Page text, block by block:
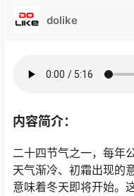
dolike
内容简介：
二十四节气之一，每年
天气渐冷、初霜出现的
意味着冬天即将开始。